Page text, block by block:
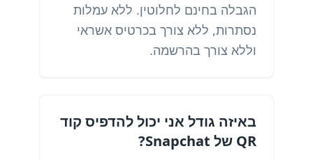
הגבלה בחינם לחלוטין. ללא עמלות
נסתרות, ללא צורך בכרטיס אשראי
וללא צורך בהרשמה.
באיזה גודל אני יכול להדפיס קוד
QR של Snapchat?